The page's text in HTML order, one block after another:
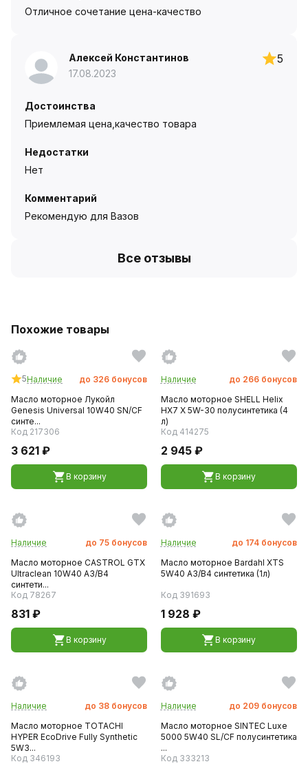
Отличное сочетание цена-качество
Алексей Константинов
17.08.2023
5
Достоинства
Приемлемая цена,качество товара
Недостатки
Нет
Комментарий
Рекомендую для Вазов
Все отзывы
Похожие товары
5Наличие до 326 бонусов
Масло моторное Лукойл
Genesis Universal 10W40 SN/CF
синте...
Код 217306
3 621 ₽
В корзину
Наличие до 266 бонусов
Масло моторное SHELL Helix
HX7 X 5W-30 полусинтетика (4
л)
Код 414275
2 945 ₽
В корзину
Наличие до 75 бонусов
Масло моторное CASTROL GTX
Ultraclean 10W40 А3/B4
синтети...
Код 78267
831 ₽
В корзину
Наличие до 174 бонусов
Масло моторное Bardahl XTS
5W40 A3/B4 синтетика (1л)
Код 391693
1 928 ₽
В корзину
Наличие до 38 бонусов
Масло моторное TOTACHI
HYPER EcoDrive Fully Synthetic
5W3...
Код 346193
Наличие до 209 бонусов
Масло моторное SINTEC Luxe
5000 5W40 SL/CF полусинтетика
...
Код 333213